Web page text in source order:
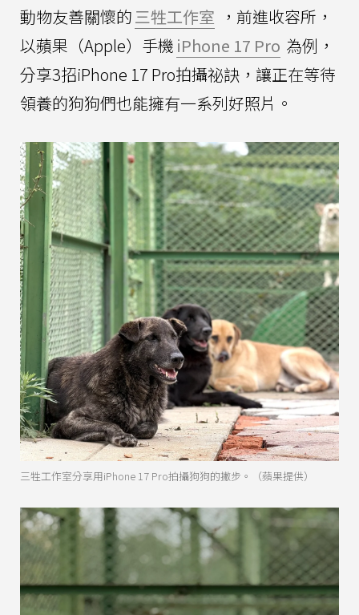
動物友善關懷的三牲工作室 ，前進收容所，
以蘋果（Apple）手機 iPhone 17 Pro 為例，
分享3招iPhone 17 Pro拍攝祕訣，讓正在等待
領養的狗狗們也能擁有一系列好照片。
三牲工作室分享用iPhone 17 Pro拍攝狗狗的撇步。（蘋果提供）